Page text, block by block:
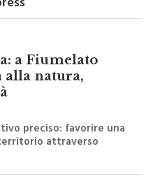
a Fiumelato
natura,
preciso: favorire una
attraverso